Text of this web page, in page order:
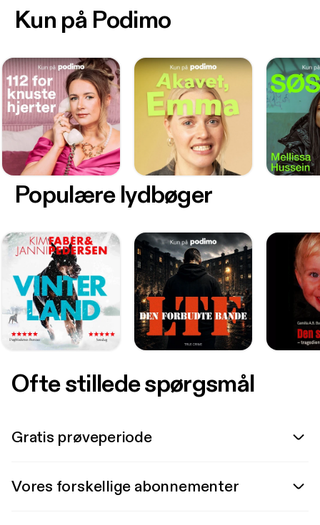
Kun på Podimo
Populære lydbøger
Ofte stillede spørgsmål
Gratis prøveperiode
Vores forskellige abonnementer